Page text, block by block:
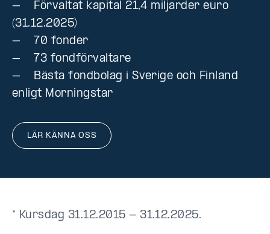
– Förvaltat kapital 21,4 miljarder euro
(31.12.2025)
– 70 fonder
– 73 fondförvaltare
– Bästa fondbolag i Sverige och Finland
enligt Morningstar
LÄR KÄNNA OSS
* Kursdag 31.12.2015 - 31.12.2025.